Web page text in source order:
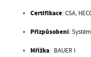
Certifikace: CSA,
Přizpůsobení:
Mřížka: BAUER I